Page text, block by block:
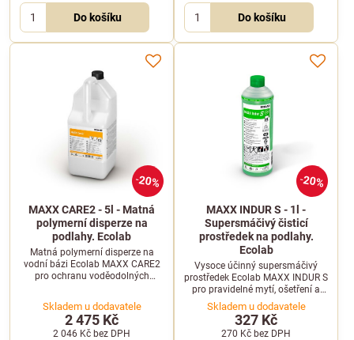
Do košíku Do košíku
20%
MAXX CARE2 - 5l - Matná
polymerní disperze na
podlahy. Ecolab
Matná polymerní disperze na
vodní bázi Ecolab MAXX CARE2
pro ochranu voděodolných
5 l.
Skladem u dodavatele
2 475 Kč
2 046 Kč bez DPH
20%
MAXX INDUR S - 1l -
Supersmáčivý čisticí
prostředek na podlahy.
Ecolab
Vysoce účinný supersmáčivý
prostředek Ecolab MAXX INDUR S
pro pravidelné mytí, ošetření a
obnovu lesku podlah s nízkou
pěnivostí v balení 1 l.
Skladem u dodavatele
327 Kč
270 Kč bez DPH